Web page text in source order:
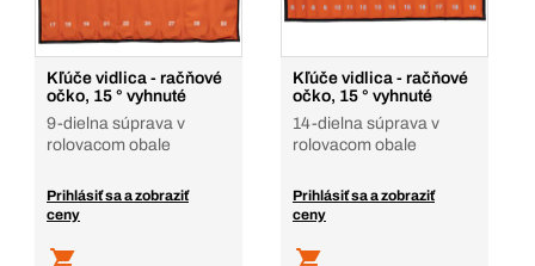
Kľúče vidlica - račňové
očko, 15 ° vyhnuté
9-dielna súprava v
rolovacom obale
Prihlásiť sa a zobraziť
ceny
Kľúče vidlica - račňové
očko, 15 ° vyhnuté
14-dielna súprava v
rolovacom obale
Prihlásiť sa a zobraziť
ceny